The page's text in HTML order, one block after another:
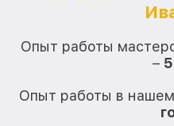
Опыт работы
–
Опыт работы в